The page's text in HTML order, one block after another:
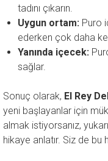
tadını çıkarın.
Uygun ortam:Puro
ederken çok daha
Yanında içecek:
sağlar.
Sonuç olarak, El Rey
yeni başlayanlar için
almak istiyorsanız,
hikaye anlatır. Siz de bu